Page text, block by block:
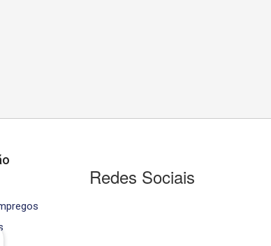
Redes Sociais